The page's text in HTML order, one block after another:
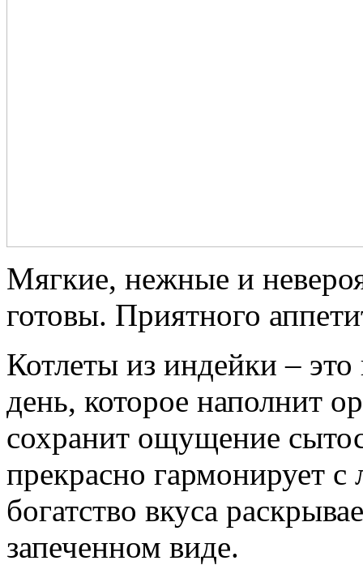
Мягкие, нежные и
готовы. Приятного
Котлеты из индейки –
день, которое наполнит
сохранит ощущение
прекрасно гармонирует
богатство вкуса
запеченном виде.